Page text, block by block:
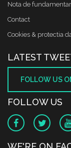
Nota de
Contact
Cookies & protectia
LATEST
FOLLOW US
FOLLOW US